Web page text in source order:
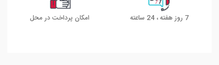
7 روز هفته ، 24 ساعته امکان پرداخت در محل